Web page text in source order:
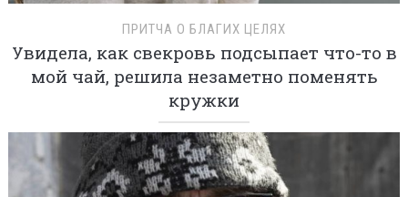
ПРИТЧА О БЛАГИХ ЦЕЛЯХ
Увидела, как свекровь подсыпает что-то в
мой чай, решила незаметно поменять
кружки